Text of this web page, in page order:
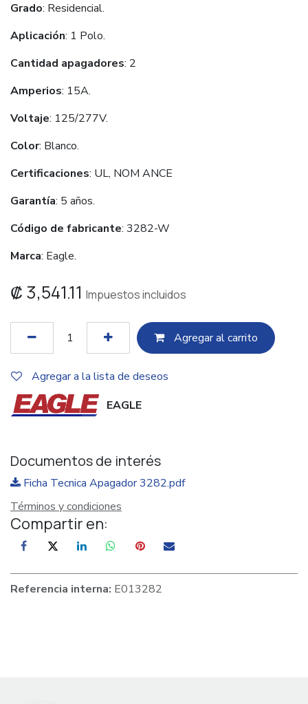
Grado: Residencial.
Aplicación: 1 Polo.
Cantidad apagadores: 2
Amperios: 15A.
Voltaje: 125/277V.
Color: Blanco.
Certificaciones: UL, NOM ANCE
Garantía: 5 años.
Código de fabricante: 3282-W
Marca: Eagle.
₡ 3,541.11 Impuestos incluidos
Agregar al c​​arrito
Agregar a la lista de deseos
EAGLE
Documentos de interés
Ficha Tecnica Apagador 3282.pdf
Términos y condiciones
Compartir en:
Referencia interna: E013282